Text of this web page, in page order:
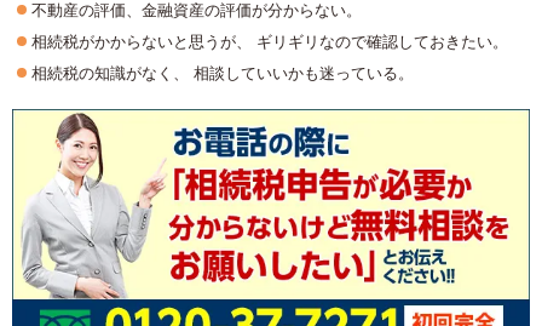
不動産の評価、金融資産の評価が分からない。
相続税がかからないと思うが、 ギリギリなので確認しておきたい。
相続税の知識がなく、 相談していいかも迷っている。